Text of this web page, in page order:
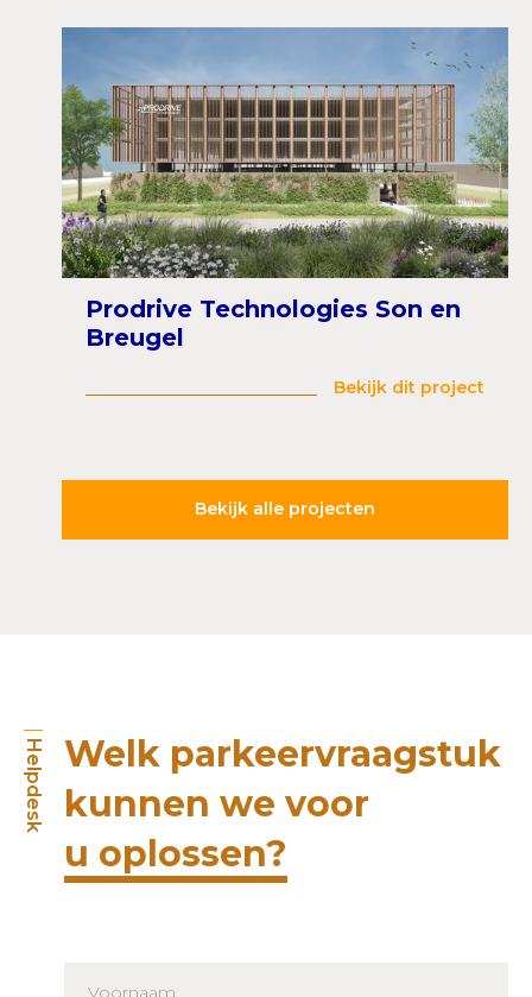
Prodrive Technologies Son en
Breugel
Bekijk dit project
Bekijk alle projecten
Helpdesk Welk parkeervraagstuk
kunnen we voor
u oplossen?